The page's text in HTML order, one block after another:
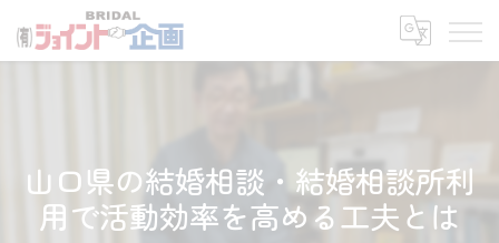
山口県の結婚相談・結婚相談所利
用で活動効率を高める工夫とは